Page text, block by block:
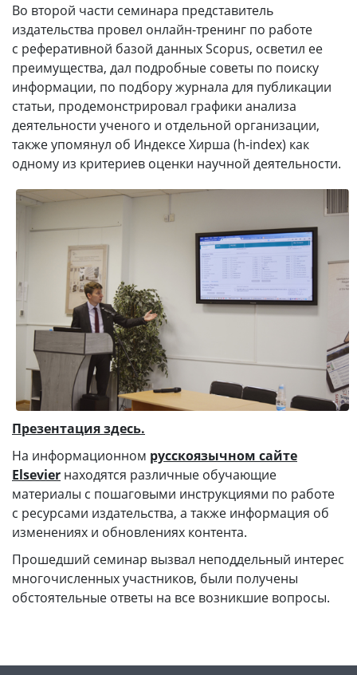
Во второй части семинара представитель
издательства провел онлайн-тренинг по работе
с реферативной базой данных Scopus, осветил ее
преимущества, дал подробные советы по поиску
информации, по подбору журнала для публикации
статьи, продемонстрировал графики анализа
деятельности ученого и отдельной организации,
также упомянул об Индексе Хирша (h‑index) как
одному из критериев оценки научной деятельности.
Презентация здесь.
На информационном русскоязычном сайте
Elsevier находятся различные обучающие
материалы с пошаговыми инструкциями по работе
с ресурсами издательства, а также информация об
изменениях и обновлениях контента.
Прошедший семинар вызвал неподдельный интерес
многочисленных участников, были получены
обстоятельные ответы на все возникшие вопросы.